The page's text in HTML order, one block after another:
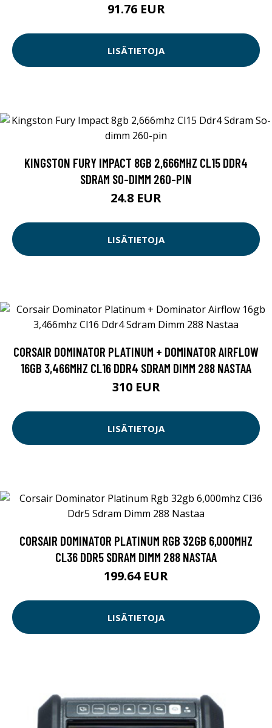
91.76 EUR
LISÄTIETOJA
KINGSTON FURY IMPACT 8GB 2,666MHZ CL15 DDR4
SDRAM SO-DIMM 260-PIN
24.8 EUR
LISÄTIETOJA
CORSAIR DOMINATOR PLATINUM + DOMINATOR AIRFLOW
16GB 3,466MHZ CL16 DDR4 SDRAM DIMM 288 NASTAA
310 EUR
LISÄTIETOJA
CORSAIR DOMINATOR PLATINUM RGB 32GB 6,000MHZ
CL36 DDR5 SDRAM DIMM 288 NASTAA
199.64 EUR
LISÄTIETOJA